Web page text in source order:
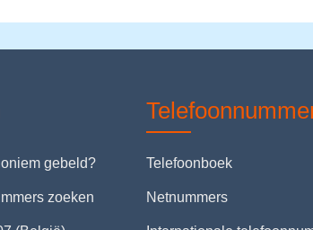
gebeld?
zoeken
Telefoonboek
Netnummers